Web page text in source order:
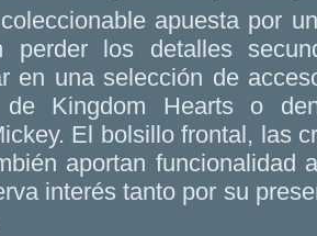
apuesta por
perder los detalles
en una selección de
de Kingdom Hearts o
El bolsillo frontal, las
aportan funcionalidad
interés tanto por su